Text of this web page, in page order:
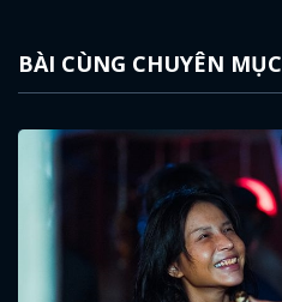
BÀI CÙNG CHUYÊN MỤC